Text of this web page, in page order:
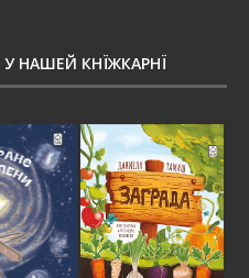
НАШЕЙ КНЇЖКАРНЇ